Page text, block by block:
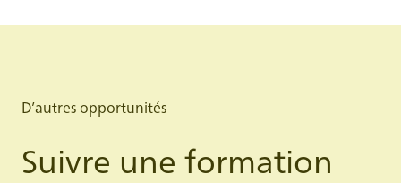
votre chance? Faites-nous parvenir
D’autres opportunités
Suivre une formation